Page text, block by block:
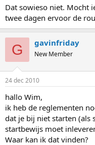
Dat sowieso niet. Mocht
twee dagen ervoor de
G gavinfriday
New Member
24 dec 2010
hallo Wim,
ik heb de reglementen
dat je bij niet starten
startbewijs moet
Waar kan ik dat vinden?